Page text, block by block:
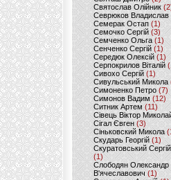
Святослав Олійник
Севрюков Владислав
Семерак Остап (1)
Семочко Сергій (3)
Семченко Ольга (1)
Сенченко Сергій(1)
Середюк Олексій(1)
Серпокрилов Віталій
Сивохо Сергій(1)
Сивульський Микола
Симоненко Петро(7)
Симонов Вадим (12)
Ситник Артем(11)
Сівець Віктор
Сігал Євген (3)
Сіньковский Микола
Скударь Георгій (1)
Скуратовський
(1)
Слободян Олександр
В'ячеславович(1)